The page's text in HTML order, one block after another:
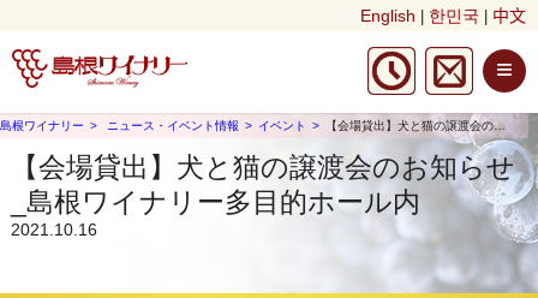
English 한민국 中文
≡
島根ワイナリー ニュース・イベント情報 イベント 【会場貸出】犬と猫の譲渡会のお知らせ_島根ワイナリー多目的ホール内
【会場貸出】犬と猫の譲渡会のお知らせ
_島根ワイナリー多目的ホール内
2021.10.16